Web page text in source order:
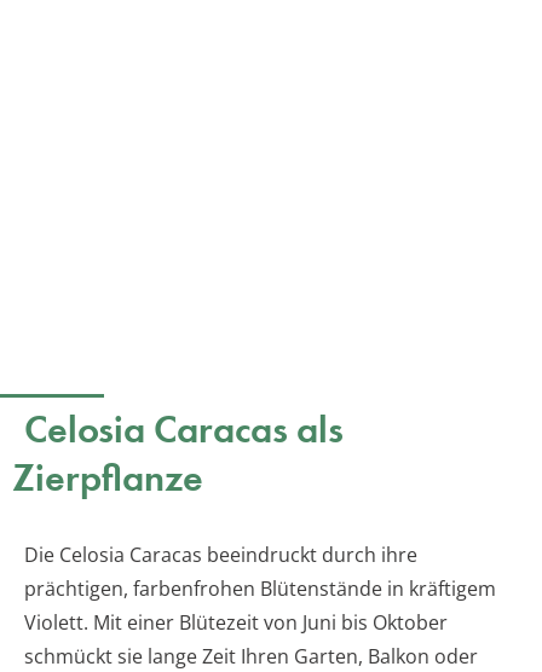
Celosia Caracas als
Zierpflanze
Die Celosia Caracas beeindruckt durch ihre
prächtigen, farbenfrohen Blütenstände in kräftigem
Violett. Mit einer Blütezeit von Juni bis Oktober
schmückt sie lange Zeit Ihren Garten, Balkon oder